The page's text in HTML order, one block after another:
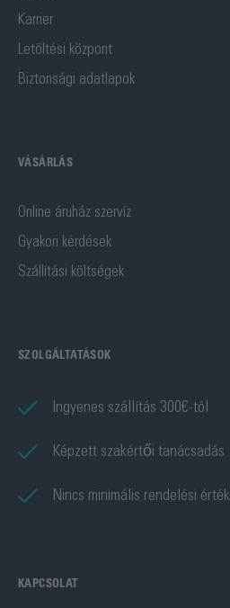
Karrier
Letöltési központ
Biztonsági adatlapok
VÁSÁRLÁS
Online áruház szervíz
Gyakori kérdések
Szállítási költségek
SZOLGÁLTATÁSOK
Ingyenes szállítás 300€-tól
Képzett szakértői tanácsadás
Nincs minimális rendelési érték
KAPCSOLAT